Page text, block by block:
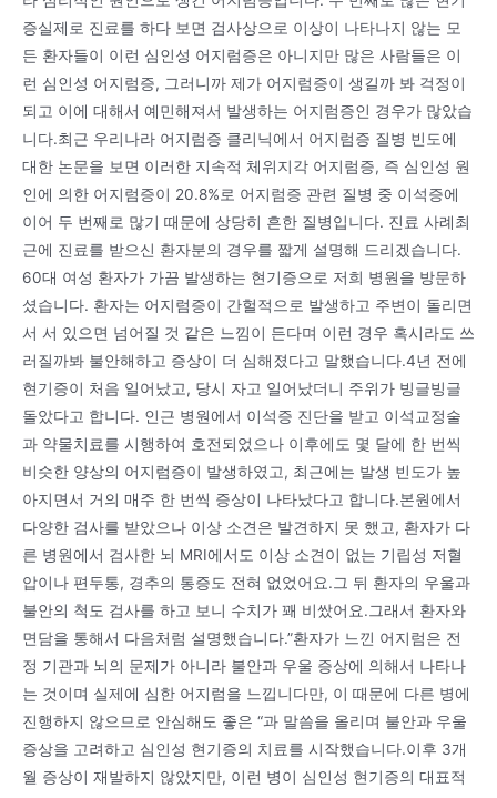
증실제로 진료를 하다 보면 검사상으로 이상이 나타나지 않는 모
든 환자들이 이런 심인성 어지럼증은 아니지만 많은 사람들은 이
런 심인성 어지럼증, 그러니까 제가 어지럼증이 생길까 봐 걱정이
되고 이에 대해서 예민해져서 발생하는 어지럼증인 경우가 많았습
니다.최근 우리나라 어지럼증 클리닉에서 어지럼증 질병 빈도에
대한 논문을 보면 이러한 지속적 체위지각 어지럼증, 즉 심인성 원
인에 의한 어지럼증이 20.8%로 어지럼증 관련 질병 중 이석증에
이어 두 번째로 많기 때문에 상당히 흔한 질병입니다. 진료 사례최
근에 진료를 받으신 환자분의 경우를 짧게 설명해 드리겠습니다.
60대 여성 환자가 가끔 발생하는 현기증으로 저희 병원을 방문하
셨습니다. 환자는 어지럼증이 간헐적으로 발생하고 주변이 돌리면
서 서 있으면 넘어질 것 같은 느낌이 든다며 이런 경우 혹시라도 쓰
러질까봐 불안해하고 증상이 더 심해졌다고 말했습니다.4년 전에
현기증이 처음 일어났고, 당시 자고 일어났더니 주위가 빙글빙글
돌았다고 합니다. 인근 병원에서 이석증 진단을 받고 이석교정술
과 약물치료를 시행하여 호전되었으나 이후에도 몇 달에 한 번씩
비슷한 양상의 어지럼증이 발생하였고, 최근에는 발생 빈도가 높
아지면서 거의 매주 한 번씩 증상이 나타났다고 합니다.본원에서
다양한 검사를 받았으나 이상 소견은 발견하지 못 했고, 환자가 다
른 병원에서 검사한 뇌 MRI에서도 이상 소견이 없는 기립성 저혈
압이나 편두통, 경추의 통증도 전혀 없었어요.그 뒤 환자의 우울과
불안의 척도 검사를 하고 보니 수치가 꽤 비쌌어요.그래서 환자와
면담을 통해서 다음처럼 설명했습니다.”환자가 느낀 어지럼은 전
정 기관과 뇌의 문제가 아니라 불안과 우울 증상에 의해서 나타나
는 것이며 실제에 심한 어지럼을 느낍니다만, 이 때문에 다른 병에
진행하지 않으므로 안심해도 좋은 “과 말씀을 올리며 불안과 우울
증상을 고려하고 심인성 현기증의 치료를 시작했습니다.이후 3개
월 증상이 재발하지 않았지만, 이런 병이 심인성 현기증의 대표적